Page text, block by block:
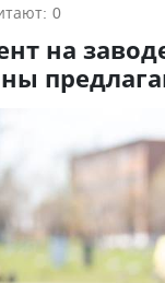
0
на